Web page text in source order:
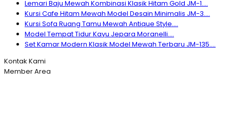
Lemari Baju Mewah Kombinasi Klasik Hitam Gold JM-1....
Kursi Cafe Hitam Mewah Model Desain Minimalis JM-3....
Kursi Sofa Ruang Tamu Mewah Antique Style....
Model Tempat Tidur Kayu Jepara Moranelli....
Set Kamar Modern Klasik Model Mewah Terbaru JM-135....
Kontak Kami
Member Area